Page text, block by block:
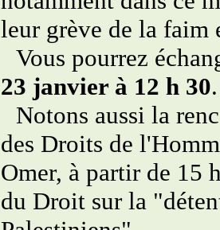
leur grève de la faim
Vous pourrez
23 janvier à 12 h 30.
Notons aussi la
des Droits de
Omer, à partir de 15
du Droit sur la